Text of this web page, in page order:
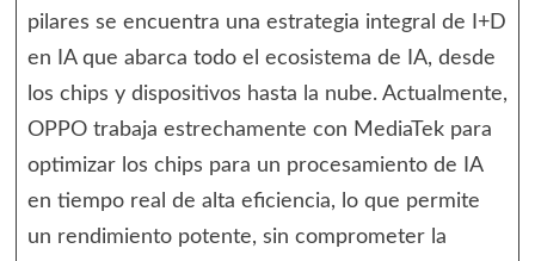
pilares se encuentra una estrategia integral de I+D
en IA que abarca todo el ecosistema de IA, desde
los chips y dispositivos hasta la nube. Actualmente,
OPPO trabaja estrechamente con MediaTek para
optimizar los chips para un procesamiento de IA
en tiempo real de alta eficiencia, lo que permite
un rendimiento potente, sin comprometer la